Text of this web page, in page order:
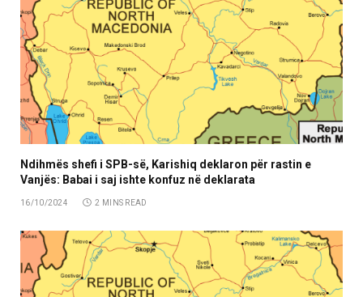
Ndihmës shefi i SPB-së, Karishiq deklaron për rastin e
Vanjës: Babai i saj ishte konfuz në deklarata
16/10/2024 2 MINS READ